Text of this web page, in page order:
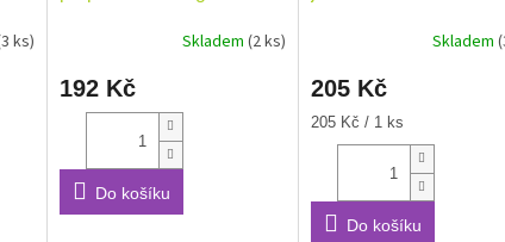
ks)
produktu
hvězdiček.
Skladem (2 ks)
192 Kč
Do košíku
produktu
je
5,0
hvězdiček.
Skladem
205 Kč
Měrná
cena:
205 Kč / 1 ks
Do košíku